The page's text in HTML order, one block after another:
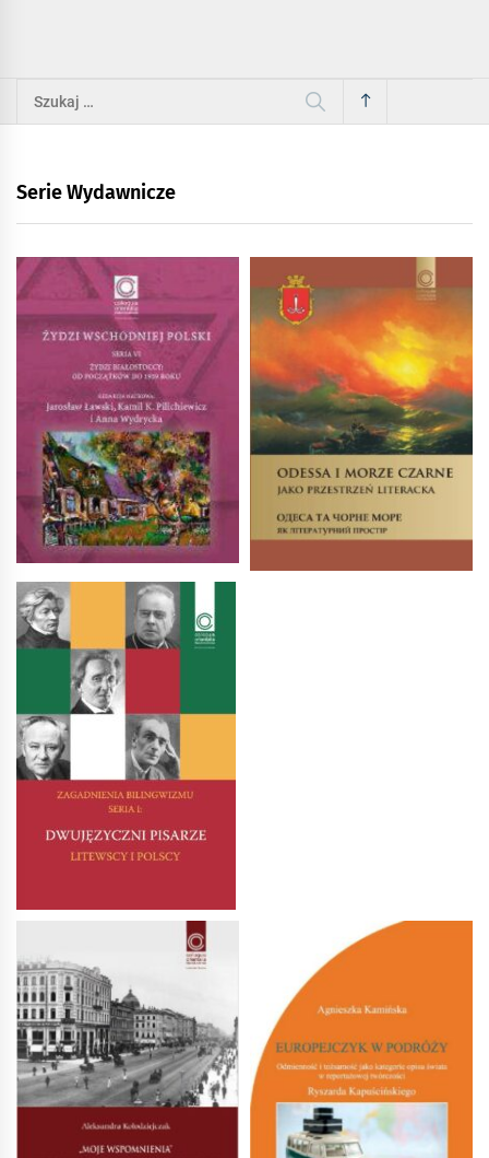
Szukaj:
Serie Wydawnicze